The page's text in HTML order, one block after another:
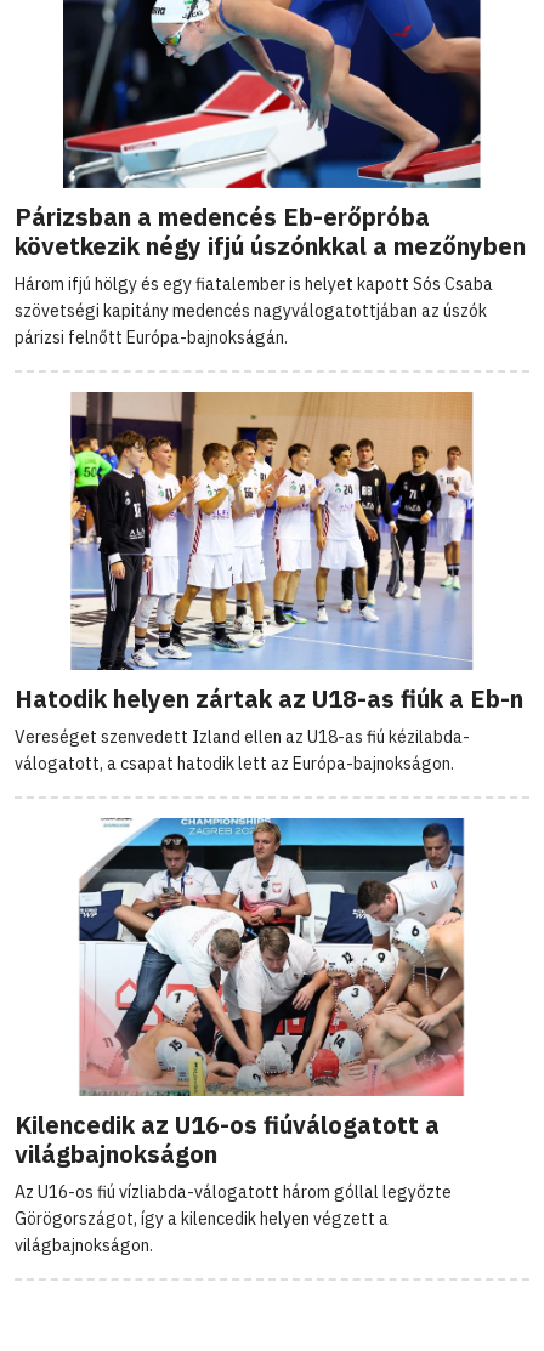
Párizsban a medencés Eb-erőpróba
következik négy ifjú úszónkkal a mezőnyben
Három ifjú hölgy és egy fiatalember is helyet kapott Sós Csaba
szövetségi kapitány medencés nagyválogatottjában az úszók
párizsi felnőtt Európa-bajnokságán.
Hatodik helyen zártak az U18-as fiúk a Eb-n
Vereséget szenvedett Izland ellen az U18-as fiú kézilabda-
válogatott, a csapat hatodik lett az Európa-bajnokságon.
Kilencedik az U16-os fiúválogatott a
világbajnokságon
Az U16-os fiú vízliabda-válogatott három góllal legyőzte
Görögországot, így a kilencedik helyen végzett a
világbajnokságon.